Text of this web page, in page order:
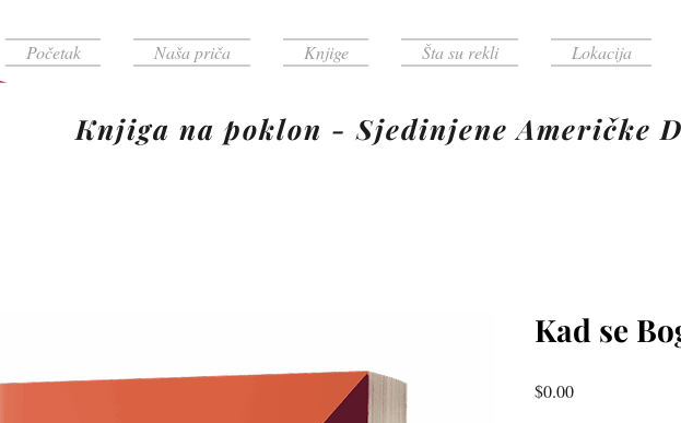
Početak Naša priča Knjige Šta su rekli Lokacija
Knjiga na poklon - Sjedinjene Američke
Kad se
$0.00Price